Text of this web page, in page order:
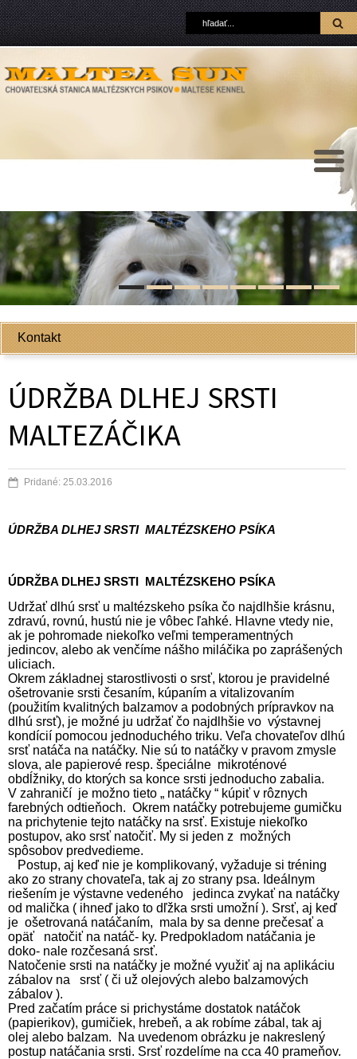
Kontakt
ÚDRŽBA DLHEJ SRSTI
MALTEZÁČIKA
Pridané: 25.03.2016
ÚDRŽBA DLHEJ SRSTI MALTÉZSKEHO PSÍKA
ÚDRŽBA DLHEJ SRSTI MALTÉZSKEHO PSÍKA
Udržať dlhú srsť u maltézskeho psíka čo najdlhšie krásnu,
zdravú, rovnú, hustú nie je vôbec ľahké. Hlavne vtedy nie,
ak je pohromade niekoľko veľmi temperamentných
jedincov, alebo ak venčíme nášho miláčika po zaprášených
uliciach.
Okrem základnej starostlivosti o srsť, ktorou je pravidelné
ošetrovanie srsti česaním, kúpaním a vitalizovaním
(použitím kvalitných balzamov a podobných prípravkov na
dlhú srsť), je možné ju udržať čo najdlhšie vo výstavnej
kondícií pomocou jednoduchého triku. Veľa chovateľov dlhú
srsť natáča na natáčky. Nie sú to natáčky v pravom zmysle
slova, ale papierové resp. špeciálne mikroténové
obdĺžniky, do ktorých sa konce srsti jednoducho zabalia.
V zahraničí je možno tieto „ natáčky “ kúpiť v rôznych
farebných odtieňoch. Okrem natáčky potrebujeme gumičku
na prichytenie tejto natáčky na srsť. Existuje niekoľko
postupov, ako srsť natočiť. My si jeden z možných
spôsobov predvedieme.
Postup, aj keď nie je komplikovaný, vyžaduje si tréning
ako zo strany chovateľa, tak aj zo strany psa. Ideálnym
riešením je výstavne vedeného jedinca zvykať na natáčky
od malička ( ihneď jako to dľžka srsti umožní ). Srsť, aj keď
je ošetrovaná natáčaním, mala by sa denne prečesať a
opäť natočiť na natáč- ky. Predpokladom natáčania je
doko- nale rozčesaná srsť.
Natočenie srsti na natáčky je možné využiť aj na aplikáciu
zábalov na srsť ( či už olejových alebo balzamových
zábalov ).
Pred začatím práce si prichystáme dostatok natáčok
(papierikov), gumičiek, hrebeň, a ak robíme zábal, tak aj
olej alebo balzam. Na uvedenom obrázku je nakreslený
postup natáčania srsti. Srsť rozdelíme na cca 40 prameňov.